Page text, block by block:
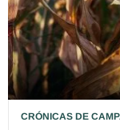
CRÓNICAS DE